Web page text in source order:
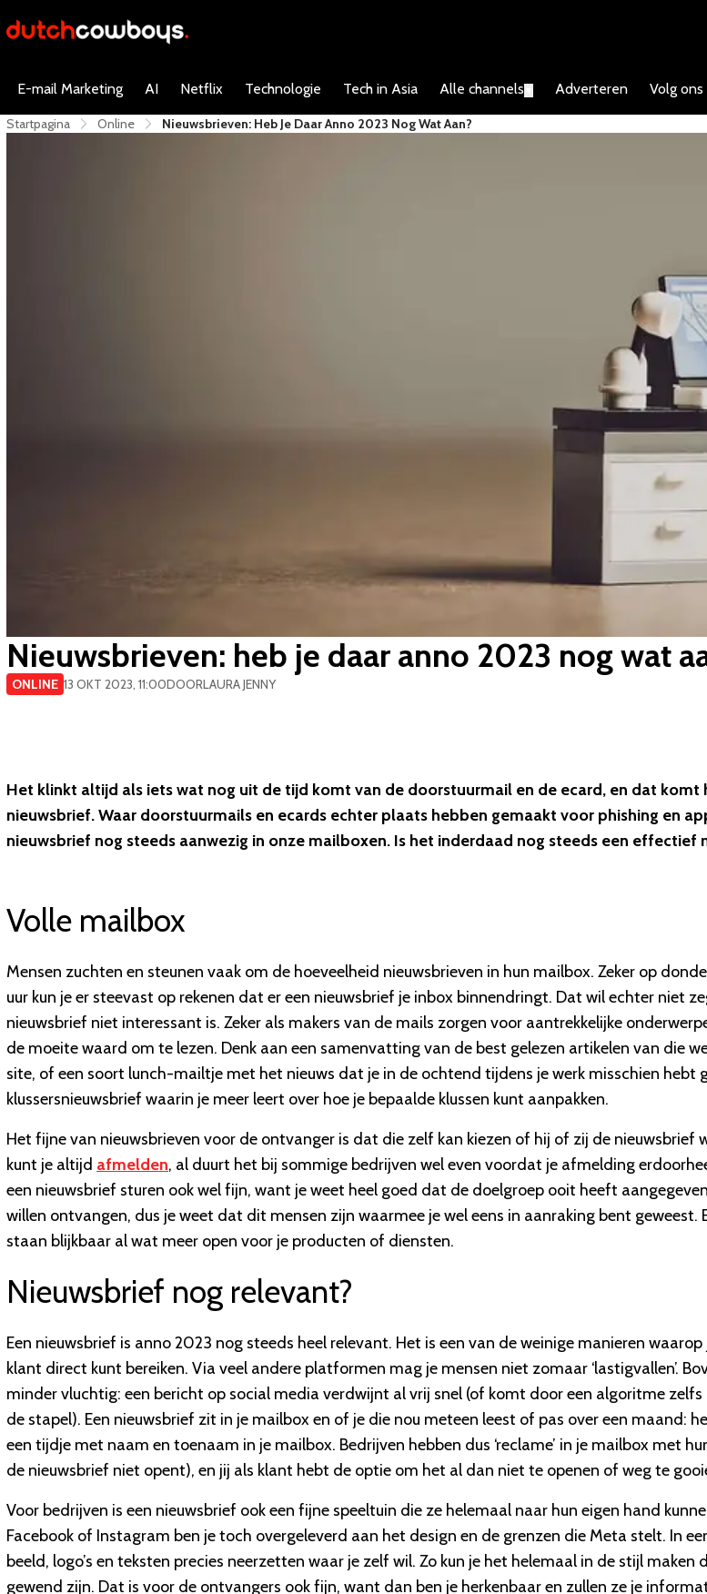
E-mail Marketing AI Netflix Technologie Tech in Asia Alle channels Adverteren Volg
Startpagina Online ​Nieuwsbrieven: Heb Je Daar Anno 2023 Nog Wat Aan?
​Nieuwsbrieven: heb je daar anno 2023 nog wat
ONLINE 13 OKT 2023, 11:00DOORLAURA JENNY
Het klinkt altijd als iets wat nog uit de tijd komt van de doorstuurmail en de ecard, en dat komt
nieuwsbrief. Waar doorstuurmails en ecards echter plaats hebben gemaakt voor phishing en
nieuwsbrief nog steeds aanwezig in onze mailboxen. Is het inderdaad nog steeds een effectief
Volle mailbox
Mensen zuchten en steunen vaak om de hoeveelheid nieuwsbrieven in hun mailbox. Zeker op
uur kun je er steevast op rekenen dat er een nieuwsbrief je inbox binnendringt. Dat wil echter niet
nieuwsbrief niet interessant is. Zeker als makers van de mails zorgen voor aantrekkelijke
de moeite waard om te lezen. Denk aan een samenvatting van de best gelezen artikelen van die
site, of een soort lunch-mailtje met het nieuws dat je in de ochtend tijdens je werk misschien hebt
klussersnieuwsbrief waarin je meer leert over hoe je bepaalde klussen kunt aanpakken.
Het fijne van nieuwsbrieven voor de ontvanger is dat die zelf kan kiezen of hij of zij de nieuwsbrief
kunt je altijd afmelden, al duurt het bij sommige bedrijven wel even voordat je afmelding
een nieuwsbrief sturen ook wel fijn, want je weet heel goed dat de doelgroep ooit heeft
willen ontvangen, dus je weet dat dit mensen zijn waarmee je wel eens in aanraking bent geweest.
staan blijkbaar al wat meer open voor je producten of diensten.
Nieuwsbrief nog relevant?
Een nieuwsbrief is anno 2023 nog steeds heel relevant. Het is een van de weinige manieren waarop
klant direct kunt bereiken. Via veel andere platformen mag je mensen niet zomaar ‘lastigvallen’.
minder vluchtig: een bericht op social media verdwijnt al vrij snel (of komt door een algoritme
de stapel). Een nieuwsbrief zit in je mailbox en of je die nou meteen leest of pas over een maand:
een tijdje met naam en toenaam in je mailbox. Bedrijven hebben dus ‘reclame’ in je mailbox met
de nieuwsbrief niet opent), en jij als klant hebt de optie om het al dan niet te openen of weg te
Voor bedrijven is een nieuwsbrief ook een fijne speeltuin die ze helemaal naar hun eigen hand
Facebook of Instagram ben je toch overgeleverd aan het design en de grenzen die Meta stelt. In
beeld, logo’s en teksten precies neerzetten waar je zelf wil. Zo kun je het helemaal in de stijl maken
gewend zijn. Dat is voor de ontvangers ook fijn, want dan ben je herkenbaar en zullen ze je